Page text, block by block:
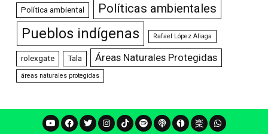
Política ambiental Políticas ambientales
Pueblos indígenas Rafael López Aliaga
rolexgate Tala Áreas Naturales Protegidas
áreas naturales protegidas